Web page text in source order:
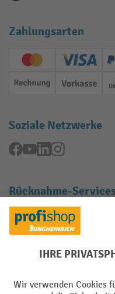
Zahlungsarten
Creditcard (Master)
Rechnung Vorkasse
Soziale Netzwerke
Facebook
YouTubeLinkedInInstagram
Rücknahme-
Elektrogeräte Rückname
Batterie Rückname